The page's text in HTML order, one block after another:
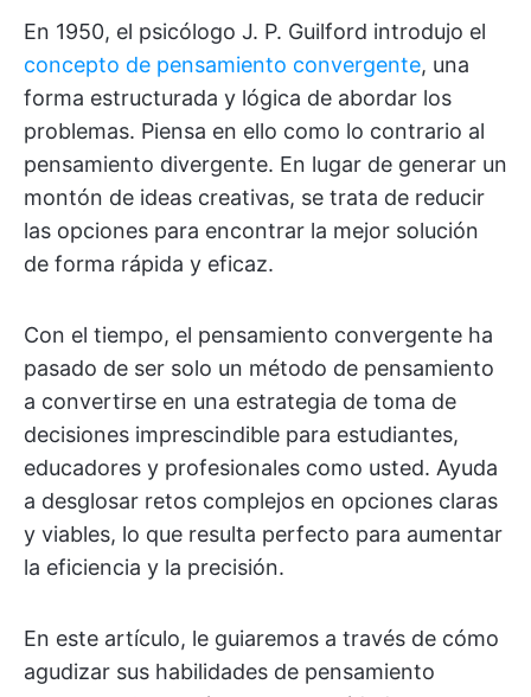
En 1950, el psicólogo J. P. Guilford introdujo el
concepto de pensamiento convergente, una
forma estructurada y lógica de abordar los
problemas. Piensa en ello como lo contrario al
pensamiento divergente. En lugar de generar un
montón de ideas creativas, se trata de reducir
las opciones para encontrar la mejor solución
de forma rápida y eficaz.
Con el tiempo, el pensamiento convergente ha
pasado de ser solo un método de pensamiento
a convertirse en una estrategia de toma de
decisiones imprescindible para estudiantes,
educadores y profesionales como usted. Ayuda
a desglosar retos complejos en opciones claras
y viables, lo que resulta perfecto para aumentar
la eficiencia y la precisión.
En este artículo, le guiaremos a través de cómo
agudizar sus habilidades de pensamiento